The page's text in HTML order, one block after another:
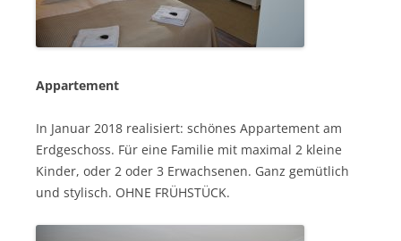
Appartement
In Januar 2018 realisiert: schönes Appartement am
Erdgeschoss. Für eine Familie mit maximal 2 kleine
Kinder, oder 2 oder 3 Erwachsenen. Ganz gemütlich
und stylisch. OHNE FRÜHSTÜCK.